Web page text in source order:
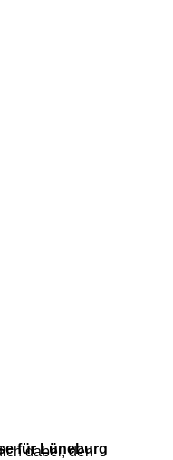
für Lüneburg
dabei, den